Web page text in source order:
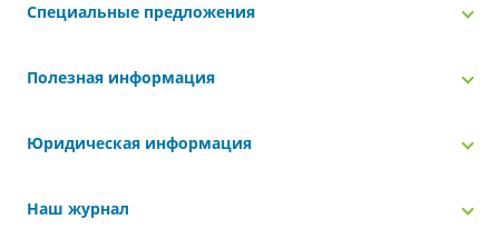
Специальные предложения
Полезная информация
Юридическая информация
Наш журнал